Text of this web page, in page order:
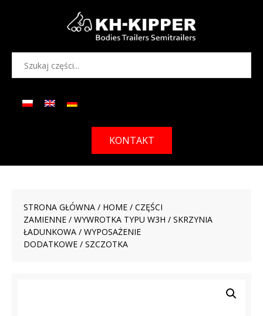
KONTAKT
STRONA GŁÓWNA / HOME / CZĘŚCI
ZAMIENNE / WYWROTKA TYPU W3H / SKRZYNIA
ŁADUNKOWA / WYPOSAŻENIE
DODATKOWE / SZCZOTKA